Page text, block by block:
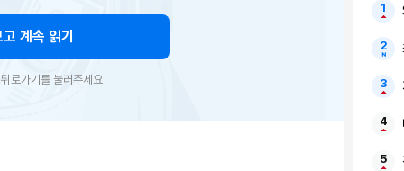
계속 읽기
로가기를 눌러주세요